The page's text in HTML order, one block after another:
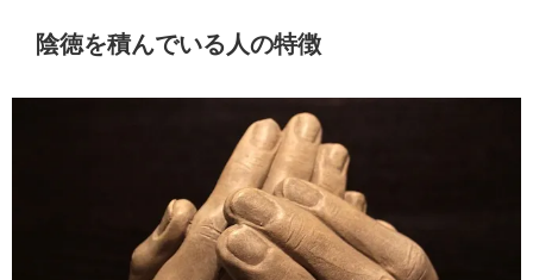
陰徳を積んでいる人の特徴